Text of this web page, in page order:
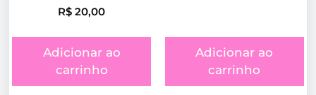
R$ 20,00
Adicionar ao
carrinho
Adicionar ao
carrinho